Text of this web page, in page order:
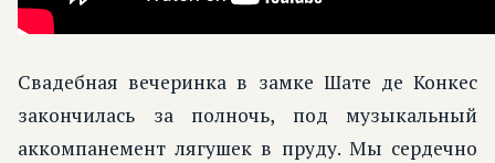
Свадебная вечеринка в замке Шате де Конкес
закончилась за полночь, под музыкальный
аккомпанемент лягушек в пруду. Мы сердечно